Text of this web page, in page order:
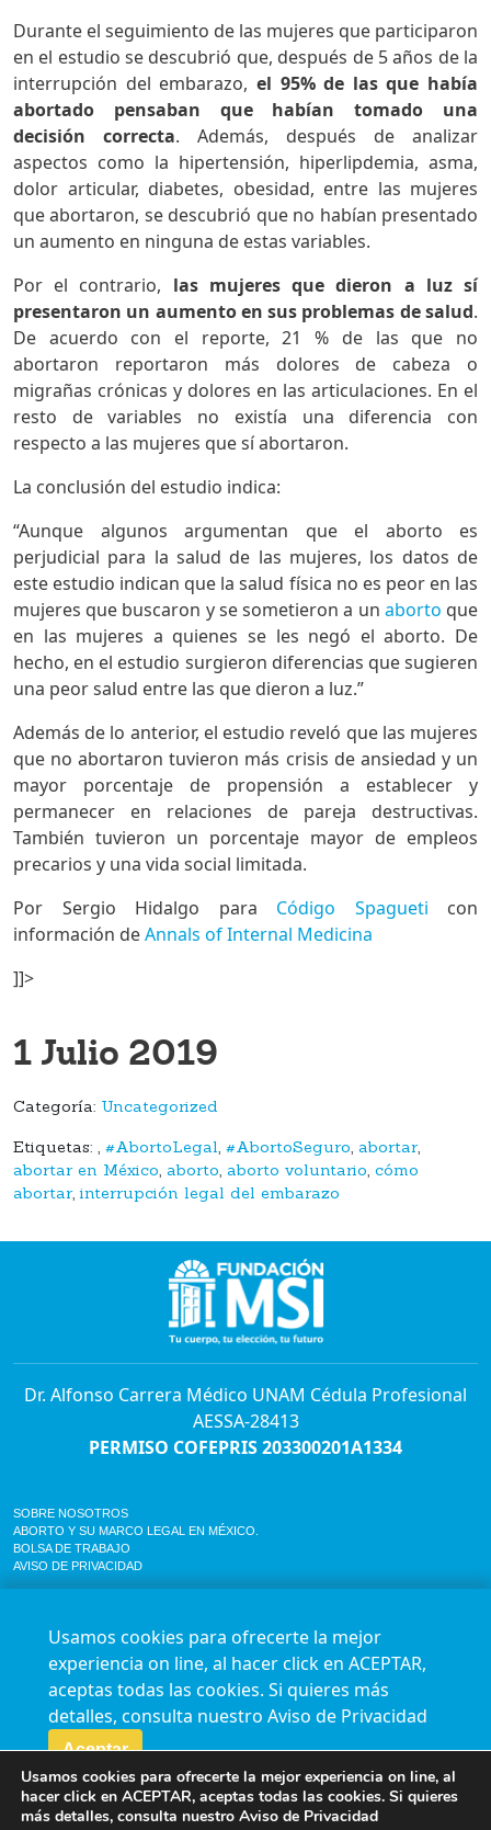
Durante el seguimiento de las mujeres que participaron
en el estudio se descubrió que, después de 5 años de la
interrupción del embarazo, el 95% de las que había
abortado pensaban que habían tomado una
decisión correcta. Además, después de analizar
aspectos como la hipertensión, hiperlipdemia, asma,
dolor articular, diabetes, obesidad, entre las mujeres
que abortaron, se descubrió que no habían presentado
un aumento en ninguna de estas variables.
Por el contrario, las mujeres que dieron a luz sí
presentaron un aumento en sus problemas de salud.
De acuerdo con el reporte, 21 % de las que no
abortaron reportaron más dolores de cabeza o
migrañas crónicas y dolores en las articulaciones. En el
resto de variables no existía una diferencia con
respecto a las mujeres que sí abortaron.
La conclusión del estudio indica:
“Aunque algunos argumentan que el aborto es
perjudicial para la salud de las mujeres, los datos de
este estudio indican que la salud física no es peor en las
mujeres que buscaron y se sometieron a un aborto que
en las mujeres a quienes se les negó el aborto. De
hecho, en el estudio surgieron diferencias que sugieren
una peor salud entre las que dieron a luz.”
Además de lo anterior, el estudio reveló que las mujeres
que no abortaron tuvieron más crisis de ansiedad y un
mayor porcentaje de propensión a establecer y
permanecer en relaciones de pareja destructivas.
También tuvieron un porcentaje mayor de empleos
precarios y una vida social limitada.
Por Sergio Hidalgo para Código Spagueti con
información deAnnals of Internal Medicina
]]>
1 Julio 2019
Categoría: Uncategorized
Etiquetas: , #AbortoLegal, #AbortoSeguro, abortar,
abortar en México, aborto, aborto voluntario, cómo
abortar,interrupción legal del embarazo
Dr. Alfonso Carrera Médico UNAM Cédula Profesional
AESSA-28413
PERMISO COFEPRIS 203300201A1334
SOBRE NOSOTROS
ABORTO Y SU MARCO LEGAL EN MÉXICO.
BOLSA DE TRABAJO
AVISO DE PRIVACIDAD
Agenda en línea24/7 aquí
Impact report
Síguenos en nuestras redes
use Privacy Policy
Usamos cookies para ofrecerte la mejor
experiencia on line, al hacer click en ACEPTAR,
aceptas todas las cookies. Si quieres más
detalles, consulta nuestro Aviso de Privacidad
Aceptar
Usamos cookies para ofrecerte la mejor experiencia on line, al
hacer click en ACEPTAR, aceptas todas las cookies. Si quieres
más detalles, consulta nuestro Aviso de Privacidad